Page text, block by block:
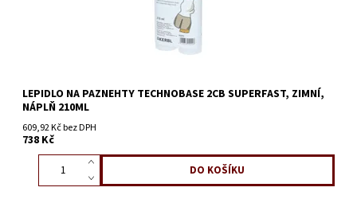
LEPIDLO NA PAZNEHTY TECHNOBASE 2CB SUPERFAST, ZIMNÍ,
NÁPLŇ 210ML
609,92 Kč bez DPH
738 Kč